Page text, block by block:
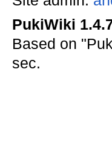
PukiWiki
Based on
sec.